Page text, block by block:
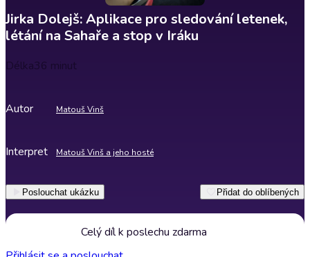
Jirka Dolejš: Aplikace pro sledování letenek,
létání na Sahaře a stop v Iráku
Délka36 minut
Autor Matouš Vinš
Interpret Matouš Vinš a jeho hosté
Poslouchat ukázku Přidat do oblíbených
Celý díl k poslechu zdarma